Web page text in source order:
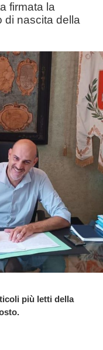
firmata la
di nascita della
più letti della